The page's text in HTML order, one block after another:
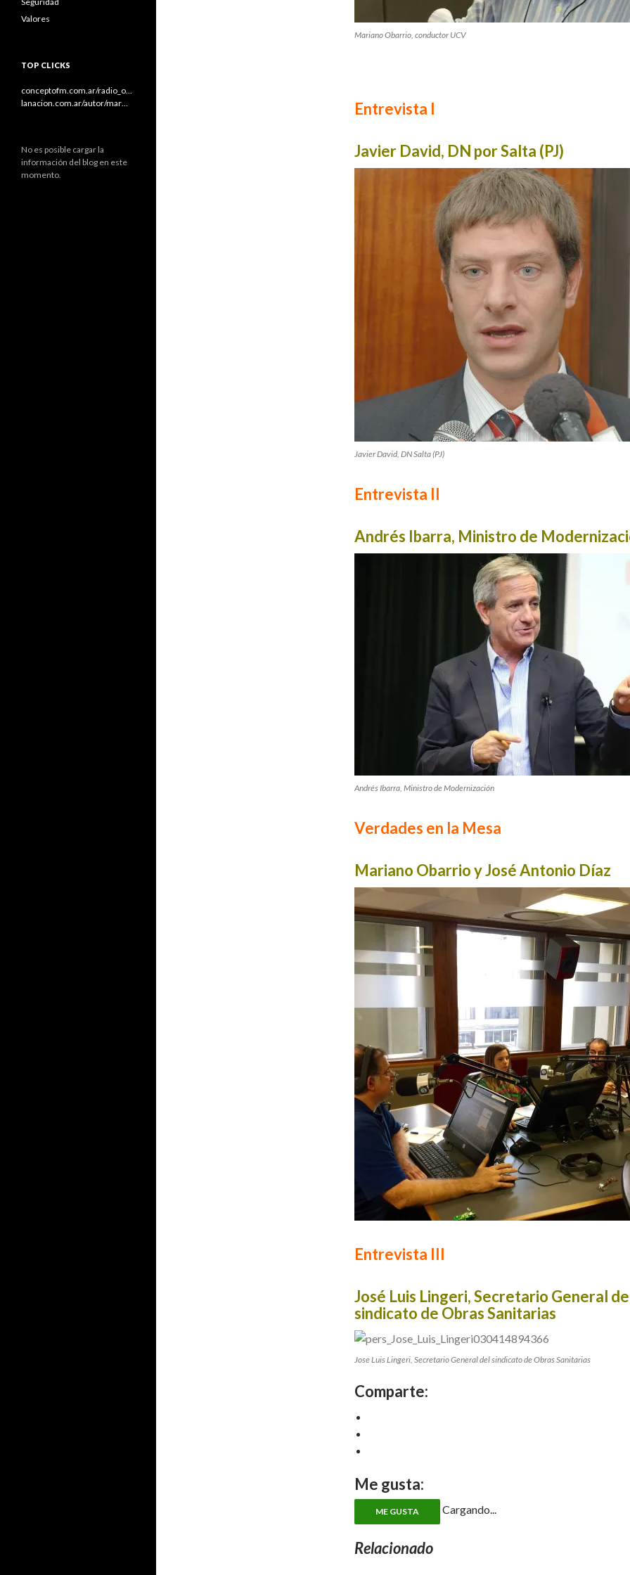
Mariano Obarrio, conductor UCV
Entrevista I
Javier David, DN por Salta (PJ)
Javier David, DN Salta (PJ)
Entrevista II
Andrés Ibarra, Ministro de
Andrés Ibarra, Ministro de Modernización
Verdades en la Mesa
Mariano Obarrio y José Antonio Díaz
Entrevista III
José Luis Lingeri, Secretario General
sindicato de Obras Sanitarias
Jose Luis Lingeri, Secretario General del sindicato de Obras Sanitarias
Comparte:
Me gusta:
ME GUSTA Cargando...
Relacionado
Valores
TOP CLICKS
conceptofm.com.ar/radio_o…
lanacion.com.ar/autor/mar…
No es posible cargar la
información del blog en este
momento.